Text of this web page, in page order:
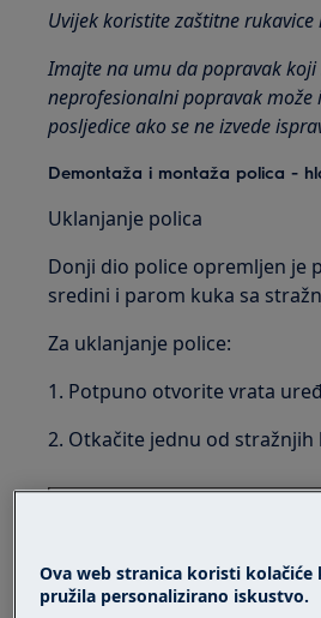
Uvijek koristite zaštitne
Imajte na umu da popravak
neprofesionalni popravak može
posljedice ako se ne izvede
Demontaža i montaža polica -
Uklanjanje polica
Donji dio police opremljen je
sredini i parom kuka sa
Za uklanjanje police:
1. Potpuno otvorite vrata
2. Otkačite jednu od stražnjih
Ova web stranica koristi kolačiće
pružila personalizirano iskustvo.